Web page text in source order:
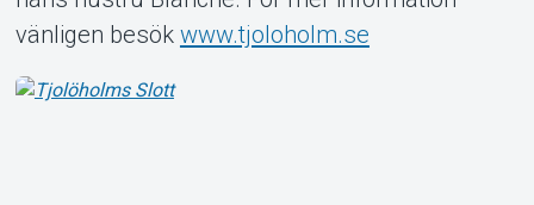
vänligen besök www.tjoloholm.se